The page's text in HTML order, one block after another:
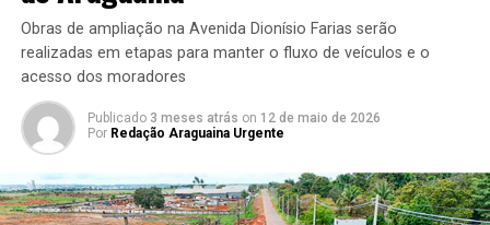
Obras de ampliação na Avenida Dionísio Farias serão
realizadas em etapas para manter o fluxo de veículos e o
acesso dos moradores
Publicado 3 meses atrás on 12 de maio de 2026
Por Redação Araguaina Urgente